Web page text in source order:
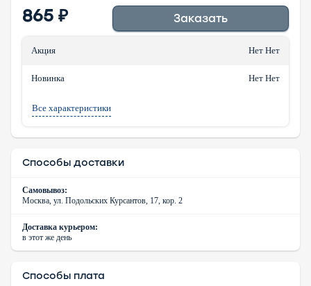
Акция Нет Нет
Новинка Нет Нет
Все характеристики
865 ₽ Заказать
Способы доставки
Самовывоз:
Москва, ул. Подольских Курсантов, 17, кор. 2
Доставка курьером:
в этот же день
Способы плата